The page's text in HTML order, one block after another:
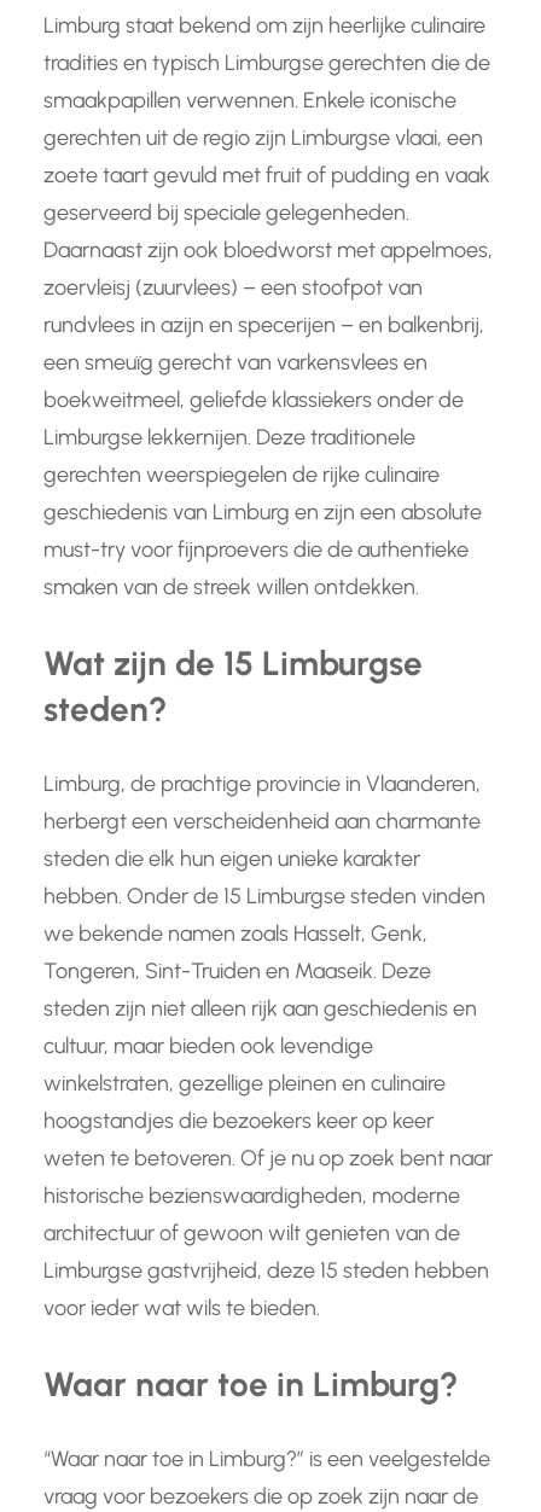
Limburg staat bekend om zijn heerlijke culinaire
tradities en typisch Limburgse gerechten die de
smaakpapillen verwennen. Enkele iconische
gerechten uit de regio zijn Limburgse vlaai, een
zoete taart gevuld met fruit of pudding en vaak
geserveerd bij speciale gelegenheden.
Daarnaast zijn ook bloedworst met appelmoes,
zoervleisj (zuurvlees) – een stoofpot van
rundvlees in azijn en specerijen – en balkenbrij,
een smeuïg gerecht van varkensvlees en
boekweitmeel, geliefde klassiekers onder de
Limburgse lekkernijen. Deze traditionele
gerechten weerspiegelen de rijke culinaire
geschiedenis van Limburg en zijn een absolute
must-try voor fijnproevers die de authentieke
smaken van de streek willen ontdekken.
Wat zijn de 15 Limburgse
steden?
Limburg, de prachtige provincie in Vlaanderen,
herbergt een verscheidenheid aan charmante
steden die elk hun eigen unieke karakter
hebben. Onder de 15 Limburgse steden vinden
we bekende namen zoals Hasselt, Genk,
Tongeren, Sint-Truiden en Maaseik. Deze
steden zijn niet alleen rijk aan geschiedenis en
cultuur, maar bieden ook levendige
winkelstraten, gezellige pleinen en culinaire
hoogstandjes die bezoekers keer op keer
weten te betoveren. Of je nu op zoek bent naar
historische bezienswaardigheden, moderne
architectuur of gewoon wilt genieten van de
Limburgse gastvrijheid, deze 15 steden hebben
voor ieder wat wils te bieden.
Waar naar toe in Limburg?
“Waar naar toe in Limburg?” is een veelgestelde
vraag voor bezoekers die op zoek zijn naar de